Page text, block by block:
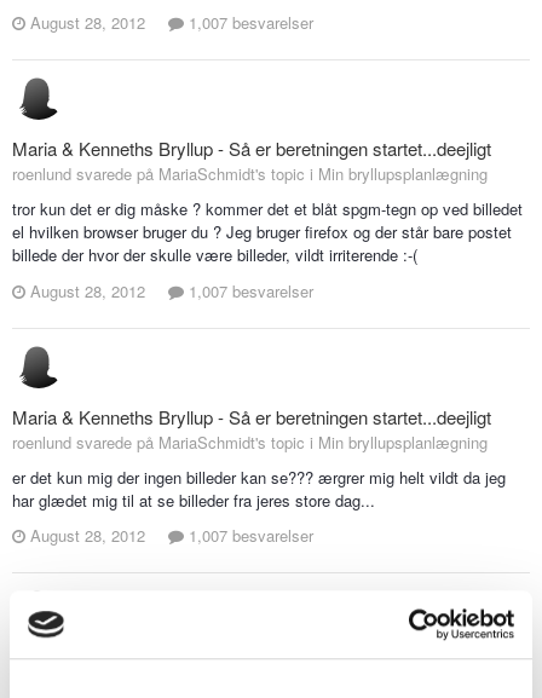
August 28, 2012
1,007 besvarelser
Maria & Kenneths Bryllup - Så er beretningen startet...deejligt
roenlund svarede på MariaSchmidt's topic i Min bryllupsplanlægning
tror kun det er dig måske ? kommer det et blåt spgm-tegn op ved billedet
el hvilken browser bruger du ? Jeg bruger firefox og der står bare postet
billede der hvor der skulle være billeder, vildt irriterende :-(
August 28, 2012
1,007 besvarelser
Maria & Kenneths Bryllup - Så er beretningen startet...deejligt
roenlund svarede på MariaSchmidt's topic i Min bryllupsplanlægning
er det kun mig der ingen billeder kan se??? ærgrer mig helt vildt da jeg
har glædet mig til at se billeder fra jeres store dag...
August 28, 2012
1,007 besvarelser
Servering